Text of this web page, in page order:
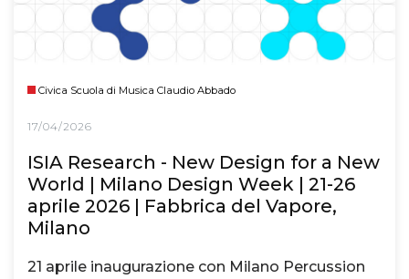
Civica Scuola di Musica Claudio Abbado
17/04/2026
ISIA Research - New Design for a New
World | Milano Design Week | 21-26
aprile 2026 | Fabbrica del Vapore,
Milano
21 aprile inaugurazione con Milano Percussion